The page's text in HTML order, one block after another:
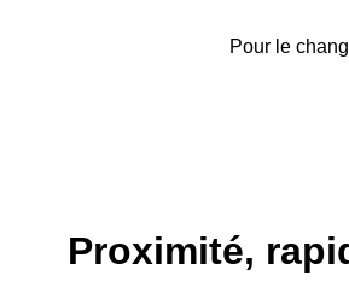
Pour le
Proximité,